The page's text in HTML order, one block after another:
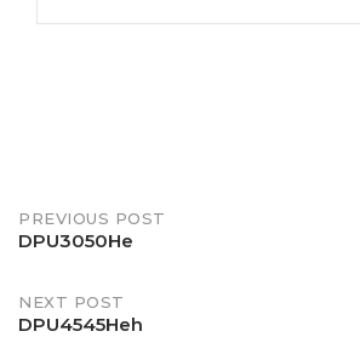
PREVIOUS POST
DPU3050He
NEXT POST
DPU4545Heh